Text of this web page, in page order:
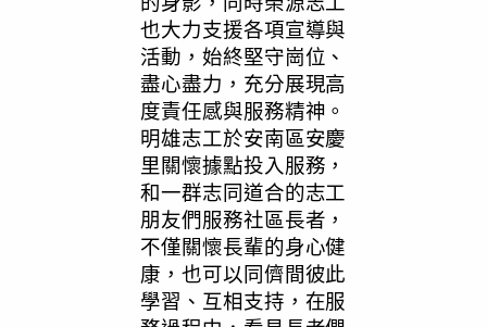
也大力支援各項宣導與
活動，始終堅守崗位、
盡心盡力，充分展現高
度責任感與服務精神。
明雄志工於安南區安慶
里關懷據點投入服務，
和一群志同道合的志工
朋友們服務社區長者，
不僅關懷長輩的身心健
康，也可以同儕間彼此
學習、互相支持，在服